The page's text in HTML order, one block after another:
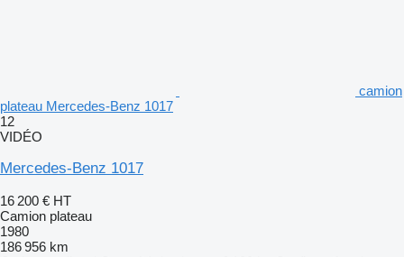
camion
plateau Mercedes-Benz 1017
12
VIDÉO
Mercedes-Benz 1017
16 200 € HT
Camion plateau
1980
186 956 km